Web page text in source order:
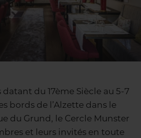
datant du 17ème Siècle au 5-7
bords de l’Alzette dans le
du Grund, le Cercle Munster
et leurs invités en toute